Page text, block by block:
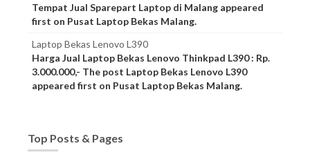
Tempat Jual Sparepart Laptop di Malang appeared
first on Pusat Laptop Bekas Malang.
Laptop Bekas Lenovo L390
Harga Jual Laptop Bekas Lenovo Thinkpad L390 : Rp.
3.000.000,- The post Laptop Bekas Lenovo L390
appeared first on Pusat Laptop Bekas Malang.
Top Posts & Pages